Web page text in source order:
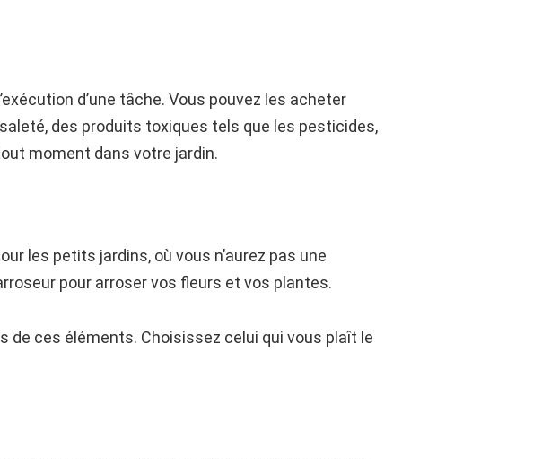
d’une tâche. Vous pouvez les acheter
des produits toxiques tels que les pesticides,
moment dans votre jardin.
les petits jardins, où vous n’aurez pas une
pour arroser vos fleurs et vos plantes.
de ces éléments. Choisissez celui qui vous plaît le